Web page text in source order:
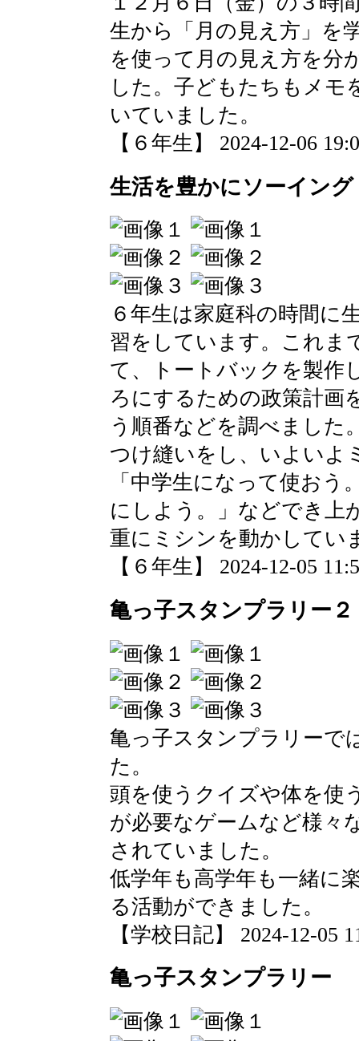
生から「月の見え方」を
を使って月の見え方を分
した。子どもたちもメモ
いていました。
【６年生】 2024-12-06
生活を豊かにソーイング
６年生は家庭科の時間に
習をしています。これま
て、トートバックを製作
ろにするための政策計画
う順番などを調べました
つけ縫いをし、いよいよ
「中学生になって使お
にしよう。」などでき上
重にミシンを動かしてい
【６年生】 2024-12-05
亀っ子スタンプラリー２
亀っ子スタンプラリーで
た。
頭を使うクイズや体を使
が必要なゲームなど様々
されていました。
低学年も高学年も一緒に
る活動ができました。
【学校日記】 2024-12-05
亀っ子スタンプラリー